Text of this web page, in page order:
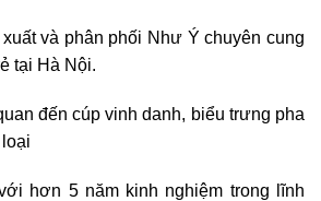
và phân phối Như Ý chuyên cung
tại Hà Nội.
đến cúp vinh danh, biểu trưng pha
hơn 5 năm kinh nghiệm trong lĩnh